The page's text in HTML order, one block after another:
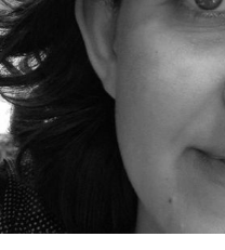
Activités
Séminaire
Recrutement